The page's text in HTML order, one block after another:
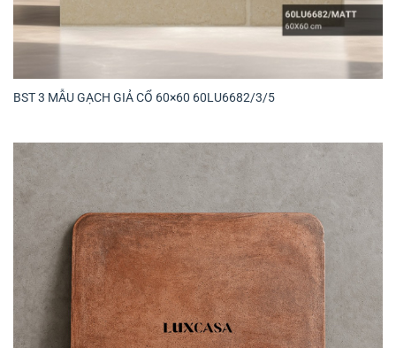
BST 3 MẪU GẠCH GIẢ CỔ 60×60 60LU6682/3/5